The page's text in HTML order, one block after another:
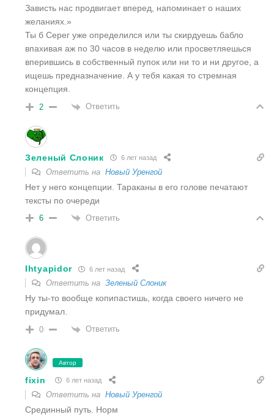
Зависть нас продвигает вперед, напоминает о наших
желаниях.»
Ты б Серег уже определился или ты скирдуешь бабло
впахивая аж по 30 часов в неделю или просветляешься
вперившись в собственный пупок или ни то и ни другое, а
ищешь предназначение. А у тебя какая то стремная
концепция.
2 Ответить
Зеленый Слоник 6 лет назад
Ответить на Новый Уренгой
Нет у него концепции. Тараканы в его голове печатают
тексты по очереди
6 Ответить
Ihtyapidor 6 лет назад
Ответить на Зеленый Слоник
Ну ты-то вообще копипастишь, когда своего ничего не
придумал.
0 Ответить
Автор
fixin 6 лет назад
Ответить на Новый Уренгой
Срединный путь. Норм